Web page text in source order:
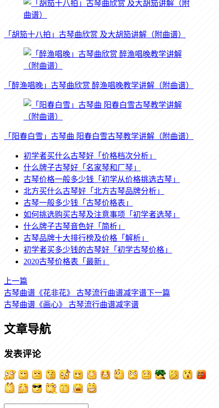
「胡笳十八拍」古琴曲欣赏 及大胡笳讲解（附曲谱）
「醉渔唱晚」古琴曲欣赏 醉渔唱晚教学讲解（附曲谱）
「阳春白雪」古琴曲 阳春白雪古琴教学讲解（附曲谱）
初学者买什么古琴好「价格档次分析」
什么牌子古琴好「名家琴和厂琴」
古琴价格一般多少钱「初学从价格挑选古琴」
北方买什么古琴好「北方古琴品牌分析」
古琴一般多少钱「古琴价格表」
如何挑选购买古琴及注意事项「初学者选琴」
什么牌子古琴音色好「简析」
古琴品牌十大排行榜及价格「解析」
初学者买多少钱的古琴好「初学古琴价格」
2020古琴价格表「最新」
上一篇
古琴曲谱《花非花》 古琴流行曲谱减字谱下一篇
古琴曲谱《画心》 古琴流行曲谱减字谱
文章导航
发表评论